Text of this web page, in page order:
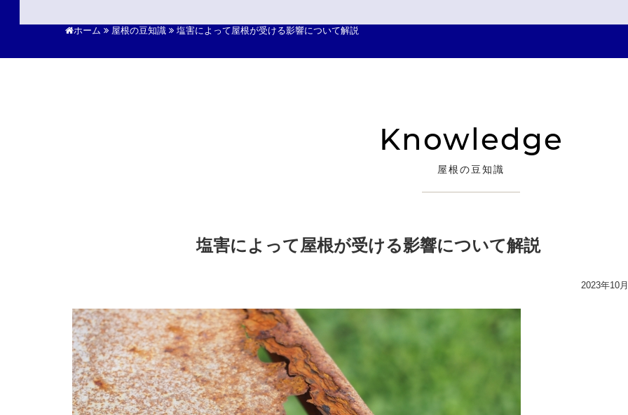
ホーム 屋根の豆知識 塩害によって屋根が受ける影響について解説
Knowledge
屋根の豆知識
塩害によって屋根が受ける影響について解説
2023年10